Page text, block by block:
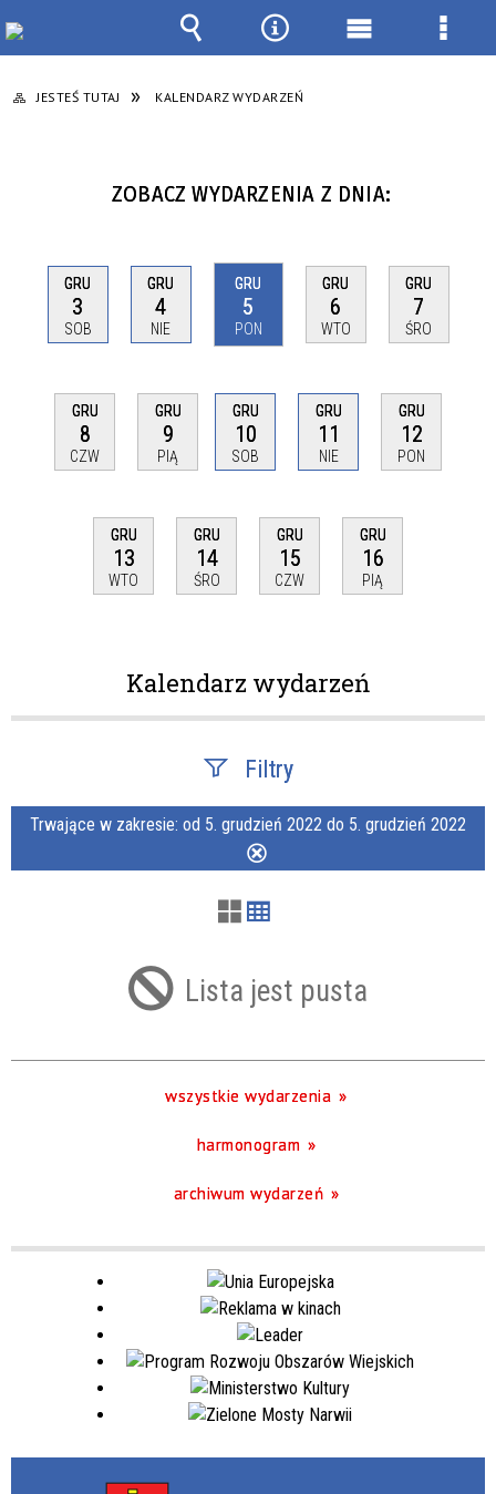
JESTEŚ TUTAJ KALENDARZ WYDARZEŃ
ZOBACZ WYDARZENIA Z DNIA:
GRU
3
SOB
GRU
4
NIE
GRU
5
PON
GRU
6
WTO
GRU
7
ŚRO
GRU
8
CZW
GRU
9
PIĄ
GRU
10
SOB
GRU
11
NIE
GRU
12
PON
GRU
13
WTO
GRU
14
ŚRO
GRU
15
CZW
GRU
16
PIĄ
Kalendarz wydarzeń
Filtry
Szukana fraza
Trwające w zakresie
—
Trwające w zakresie: od 5. grudzień 2022 do 5. grudzień 2022
filtr
Lista jest pusta
wszystkie wydarzenia
harmonogram
archiwum wydarzeń
Wyszukiwarka
NarzędziaMenu
Menu